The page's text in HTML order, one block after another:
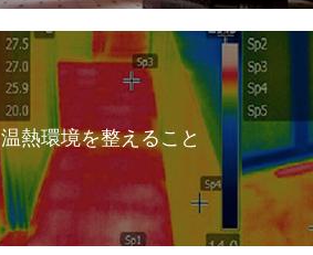
温熱環境を整えること